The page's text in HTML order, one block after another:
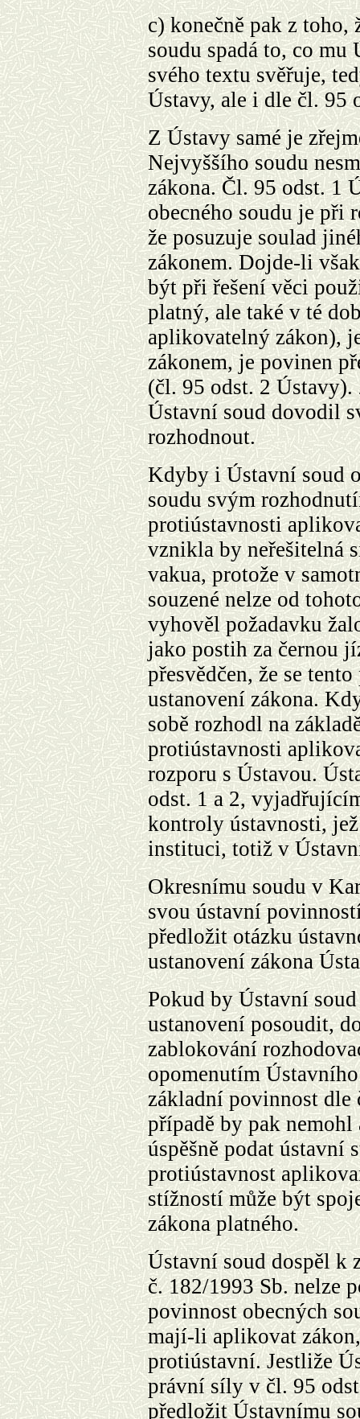
c)konečně pak z toho,
soudu spadá to, co mu
svého textu svěřuje,
Ústavy, ale i dle čl. 95
Z Ústavy samé je
Nejvyššího soudu
zákona. Čl. 95 odst. 1
obecného soudu je při
že posuzuje soulad
zákonem. Dojde-li
být při řešení věci
platný, ale také v té
aplikovatelný zákon),
zákonem, je povinen
(čl. 95 odst. 2
Ústavní soud dovodil
rozhodnout.
Kdyby i Ústavní soud
soudu svým
protiústavnosti
vznikla by neřešitelná
vakua, protože v
souzené nelze od
vyhověl požadavku
jako postih za černou
přesvědčen, že se
ustanovení zákona.
sobě rozhodl na
protiústavnosti
rozporu s Ústavou.
odst.1 a2,
kontroly ústavnosti,
instituci, totiž v
Okresnímu soudu v
svou ústavní
předložit otázku
ustanovení zákona
Pokud by Ústavní
ustanovení posoudit,
zablokování
opomenutím
základní povinnost dle
případě by pak
úspěšně podat ústavní
protiústavnost
stížností může být
zákona platného.
Ústavní soud dospěl k
č. 182/1993 Sb. nelze
povinnost obecných
mají-li aplikovat
protiústavní. Jestliže
právní síly v čl. 95
předložit Ústavnímu